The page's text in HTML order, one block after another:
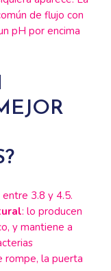
de flujo con
pH por encima
3.8 y 4.5.
: lo producen
y mantiene a
rompe, la puerta